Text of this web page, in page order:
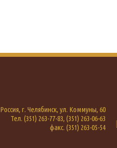
Россия, г. Челябинск, ул. Коммуны, 60
Тел. (351) 263-77-83, (351) 263-06-63
факс. (351) 263-05-54